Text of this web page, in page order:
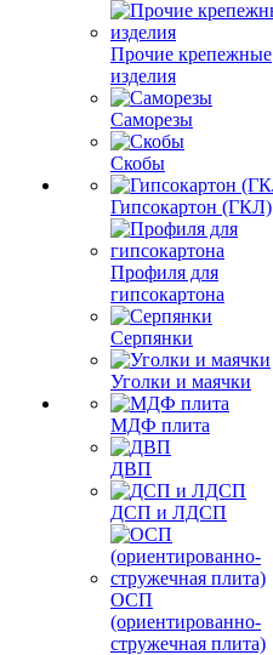
Прочие крепежные
изделия
Саморезы
Скобы
Гипсокартон (ГКЛ)
Профиля для
гипсокартона
Серпянки
Уголки и маячки
МДФ плита
ДВП
ДСП и ЛДСП
ОСП
(ориентированно-
стружечная плита)